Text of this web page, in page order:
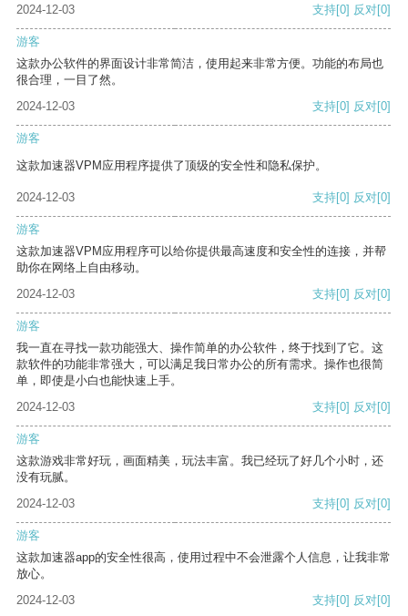
2024-12-03 支持[0] 反对[0]
游客
这款办公软件的界面设计非常简洁，使用起来非常方便。功能的布局也
很合理，一目了然。
2024-12-03
支持[0] 反对[0]
游客
这款加速器VPM应用程序提供了顶级的安全性和隐私保护。
2024-12-03 支持[0] 反对[0]
游客
这款加速器VPM应用程序可以给你提供最高速度和安全性的连接，并帮
助你在网络上自由移动。
2024-12-03
支持[0] 反对[0]
游客
我一直在寻找一款功能强大、操作简单的办公软件，终于找到了它。这
款软件的功能非常强大，可以满足我日常办公的所有需求。操作也很简
单，即使是小白也能快速上手。
2024-12-03
支持[0] 反对[0]
游客
这款游戏非常好玩，画面精美，玩法丰富。我已经玩了好几个小时，还
没有玩腻。
2024-12-03
支持[0] 反对[0]
游客
这款加速器app的安全性很高，使用过程中不会泄露个人信息，让我非常
放心。
2024-12-03
支持[0] 反对[0]